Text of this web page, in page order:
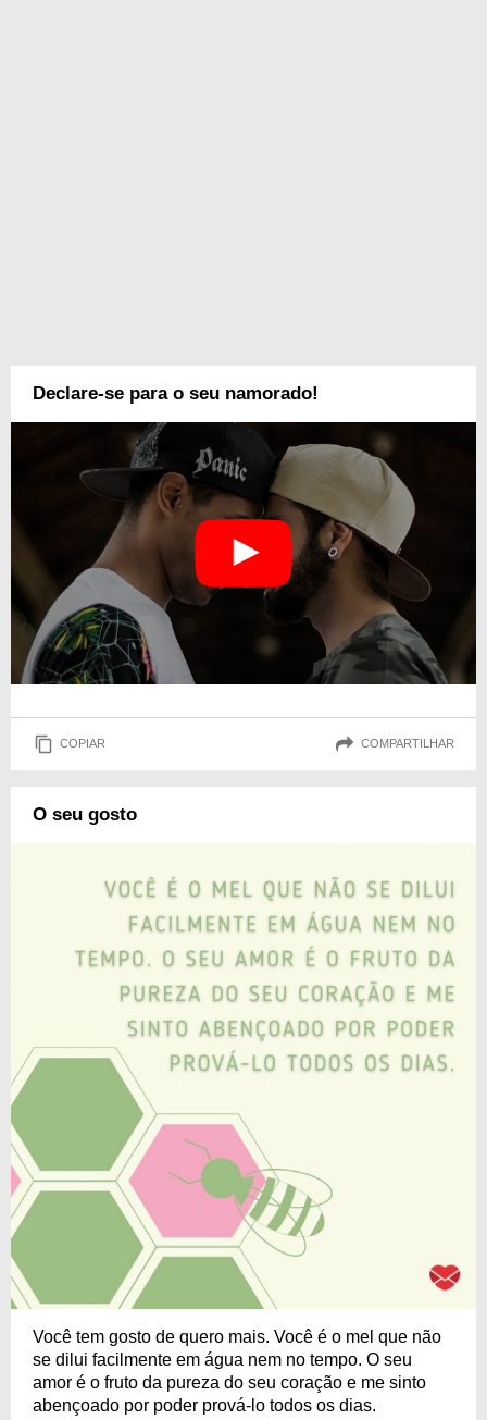
Declare-se para o seu namorado!
COPIAR COMPARTILHAR
O seu gosto
Você tem gosto de quero mais. Você é o mel que não
se dilui facilmente em água nem no tempo. O seu
amor é o fruto da pureza do seu coração e me sinto
abençoado por poder prová-lo todos os dias.